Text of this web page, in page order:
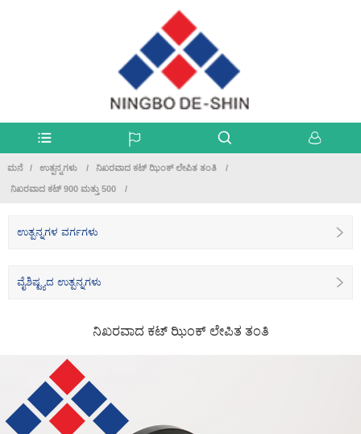
ಮನೆ ಉತ್ಪನ್ನಗಳು ನಿಖರವಾದ ಕಟ್ ಝಿಂಕ್ ಲೇಪಿತ ತಂತಿ
ನಿಖರವಾದ ಕಟ್ 900 ಮತ್ತು 500
ಉತ್ಪನ್ನಗಳ ವರ್ಗಗಳು
ವೈಶಿಷ್ಟ್ಯದ ಉತ್ಪನ್ನಗಳು
ನಿಖರವಾದ ಕಟ್ ಝಿಂಕ್ ಲೇಪಿತ ತಂತಿ